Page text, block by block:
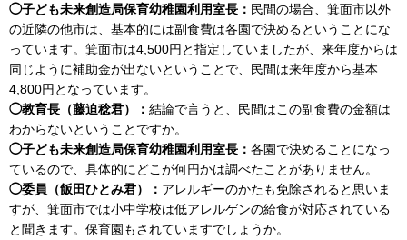
◯子ども未来創造局保育幼稚園利用室長： 民間の場合、箕面市以外
の近隣の他市は、基本的には副食費は各園で決めるということにな
っています。箕面市は4,500円と指定していましたが、来年度からは
同じように補助金が出ないということで、民間は来年度から基本
4,800円となっています。
◯教育長（藤迫稔君）： 結論で言うと、民間はこの副食費の金額は
わからないということですか。
◯子ども未来創造局保育幼稚園利用室長： 各園で決めることになっ
ているので、具体的にどこが何円かは調べたことがありません。
◯委員（飯田ひとみ君）： アレルギーのかたも免除されると思いま
すが、箕面市では小中学校は低アレルゲンの給食が対応されている
と聞きます。保育園もされていますでしょうか。